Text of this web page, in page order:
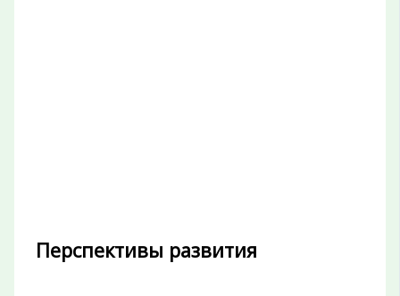
Перспективы развития